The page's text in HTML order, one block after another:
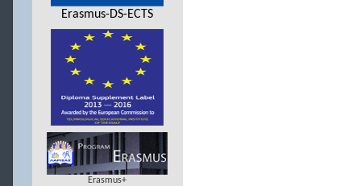
Erasmus-DS-ECTS
Erasmus+